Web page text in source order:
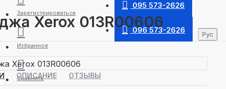
Рус
Зарегистрироваться
Избранное
Сравнить
095 573-2626
096 573-2626
Xerox 013R00606
ОПИСАНИЕ ОТЗЫВЫ